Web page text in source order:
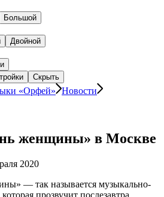
Большой
Двойной
Скрыть
«Орфей» Новости
женщины» в Москве
2020
— так называется музыкально-
прозвучит послезавтра